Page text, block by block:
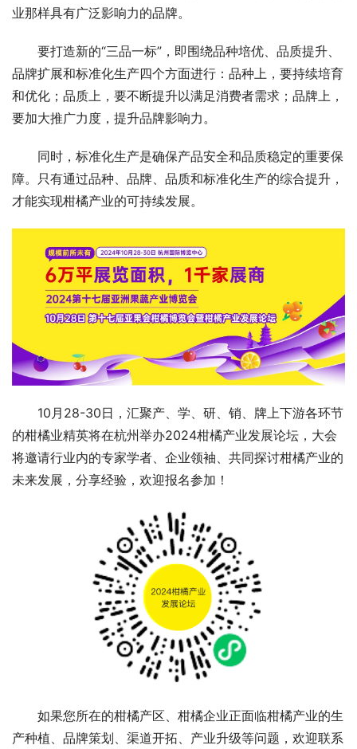
业那样具有广泛影响力的品牌。
要打造新的“三品一标”，即围绕品种培优、品质提升、
品牌扩展和标准化生产四个方面进行：品种上，要持续培育
和优化；品质上，要不断提升以满足消费者需求；品牌上，
要加大推广力度，提升品牌影响力。
同时，标准化生产是确保产品安全和品质稳定的重要保
障。只有通过品种、品牌、品质和标准化生产的综合提升，
才能实现柑橘产业的可持续发展。
10月28-30日，汇聚产、学、研、销、牌上下游各环节
的柑橘业精英将在杭州举办2024柑橘产业发展论坛，大会
将邀请行业内的专家学者、企业领袖、共同探讨柑橘产业的
未来发展，分享经验，欢迎报名参加！
如果您所在的柑橘产区、柑橘企业正面临柑橘产业的生
产种植、品牌策划、渠道开拓、产业升级等问题，欢迎联系